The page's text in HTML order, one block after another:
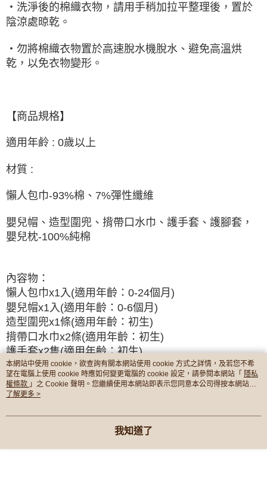
‧洗淨後的棉織衣物，請用手稍加拉平整理後，置於
陰涼處晾乾。
‧勿將棉織衣物置於高速脫水機脫水、避免高溫烘
乾，以免衣物變形。
【商品規格】
適用年鹷 : 0歲以上
材質 :
懶人包巾-93%棉、7%彈性纖維
嬰兒帽、造型圍兜、揹帶口水巾、護手套、護腳套，
嬰兒枕-100%純棉
內容物：
懶人包巾x1入(適用年齡：0-24個月)
嬰兒帽x1入(適用年齡：0-6個月)
造型圍兜x1條(適用年齡：初生)
揹帶口水巾x2條(適用年齡：初生)
護手套x2隻(適用年齡：初生)
護腳套x2隻(適用年齡：初生)
嬰兒枕x1入(適用年齡：初生)
本網站中使用 cookie，欲查詢有關本網站使用 cookie 方式之詳情，及若您不希
望在電腦上使用 cookie 時應如何變更電腦的 cookie 設定，請參閱本網站「 隱私
權條款 」之 Cookie 聲明。您繼續使用本網站即表示您同意本公司得按本網站使
用條款之 Cookie 聲明使用 cookie。
了解更多 >
我知道了